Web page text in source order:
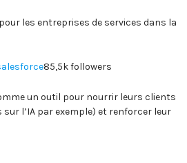
les entreprises de services dans la
85,5k followers
un outil pour nourrir leurs clients
sur l’IA par exemple) et renforcer leur